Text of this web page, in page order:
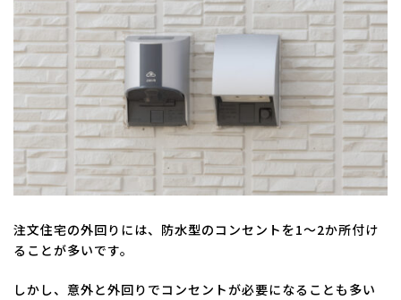
注文住宅の外回りには、防水型のコンセントを1～2か所付け
ることが多いです。
しかし、意外と外回りでコンセントが必要になることも多い